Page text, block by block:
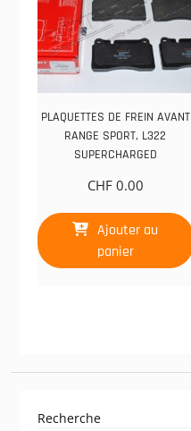
PLAQUETTES DE FREIN AVANT
RANGE SPORT, L322
SUPERCHARGED
CHF0.00
Ajouter au
panier
Recherche